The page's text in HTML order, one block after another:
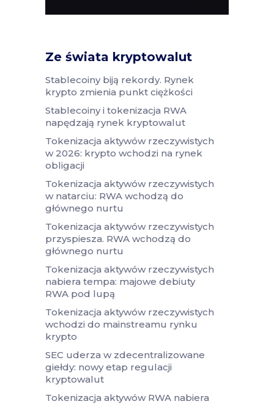
Ze świata kryptowalut
Stablecoiny biją rekordy. Rynek
krypto zmienia punkt ciężkości
Stablecoiny i tokenizacja RWA
napędzają rynek kryptowalut
Tokenizacja aktywów rzeczywistych
w 2026: krypto wchodzi na rynek
obligacji
Tokenizacja aktywów rzeczywistych
w natarciu: RWA wchodzą do
głównego nurtu
Tokenizacja aktywów rzeczywistych
przyspiesza. RWA wchodzą do
głównego nurtu
Tokenizacja aktywów rzeczywistych
nabiera tempa: majowe debiuty
RWA pod lupą
Tokenizacja aktywów rzeczywistych
wchodzi do mainstreamu rynku
krypto
SEC uderza w zdecentralizowane
giełdy: nowy etap regulacji
kryptowalut
Tokenizacja aktywów RWA nabiera